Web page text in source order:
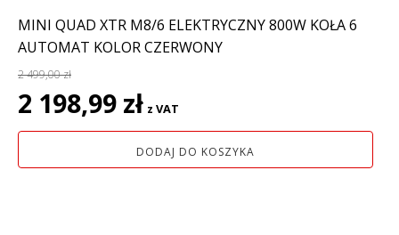
MINI QUAD XTR M8/6 ELEKTRYCZNY 800W KOŁA 6
AUTOMAT KOLOR CZERWONY
2 499,00zł
Pierwotna
cena
wynosiła:
2 198,99 zł cena
wynosi:
2
z VAT
DODAJ DO KOSZYKA